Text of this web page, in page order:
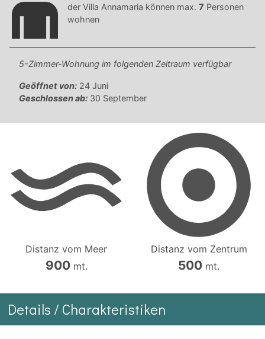
der Villa Annamaria können max. 7 Personen
wohnen
5-Zimmer-Wohnung im folgenden Zeitraum verfügbar
Geöffnet von: 24 Juni
Geschlossen ab: 30 September
Distanz vom Meer
900mt.
Distanz vom Zentrum
500 mt.
Details / Charakteristiken